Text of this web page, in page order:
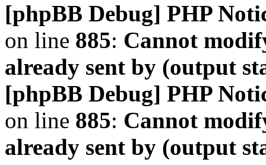
[phpBB Debug] PHP
on line 885: Cannot
already sent by (output
[phpBB Debug] PHP
on line 885: Cannot
already sent by (output